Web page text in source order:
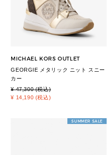
MICHAEL KORS OUTLET
GEORGIE メタリック ニット スニー
カー
¥ 47,300 (税込)
¥ 14,190 (税込)
SUMMER SALE